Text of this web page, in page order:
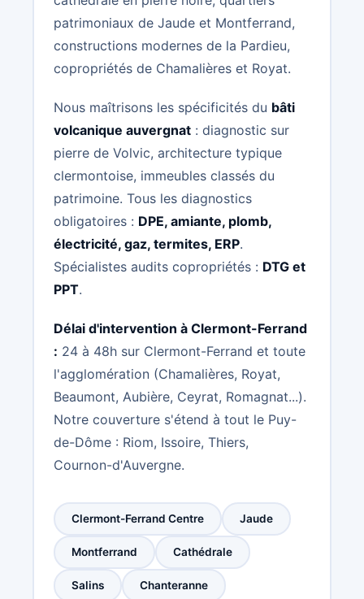
patrimoniaux de Jaude et Montferrand,
constructions modernes de la Pardieu,
copropriétés de Chamalières et Royat.
Nous maîtrisons les spécificités du bâti
volcanique auvergnat : diagnostic sur
pierre de Volvic, architecture typique
clermontoise, immeubles classés du
patrimoine. Tous les diagnostics
obligatoires : DPE, amiante, plomb,
électricité, gaz, termites, ERP.
Spécialistes audits copropriétés : DTG et
PPT.
Délai d'intervention à Clermont-Ferrand
: 24 à 48h sur Clermont-Ferrand et toute
l'agglomération (Chamalières, Royat,
Beaumont, Aubière, Ceyrat, Romagnat...).
Notre couverture s'étend à tout le Puy-
de-Dôme : Riom, Issoire, Thiers,
Cournon-d'Auvergne.
Clermont-Ferrand Centre Jaude
Montferrand Cathédrale
Salins Chanteranne